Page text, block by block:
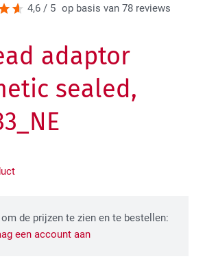
4,6 / 5 op basis van 78 reviews
adaptor
sealed,
de prijzen te zien en te bestellen:
een account aan